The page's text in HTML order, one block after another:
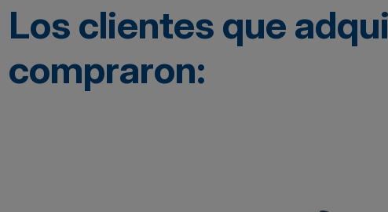
Los clientes que
compraron: